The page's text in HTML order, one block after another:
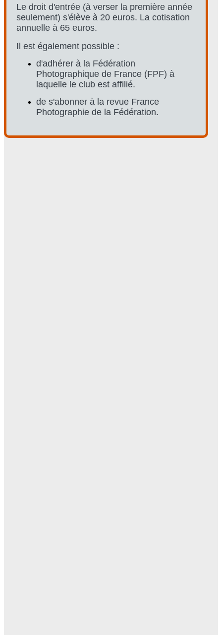
Le droit d'entrée (à verser la première année
seulement) s'élève à 20 euros. La cotisation
annuelle à 65 euros.
Il est également possible :
d'adhérer à la Fédération
Photographique de France (FPF) à
laquelle le club est affilié.
de s'abonner à la revue France
Photographie de la Fédération.